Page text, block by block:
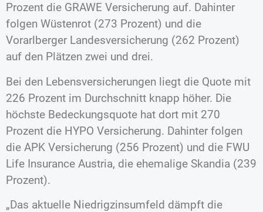
Prozent die GRAWE Versicherung auf. Dahinter
folgen Wüstenrot (273 Prozent) und die
Vorarlberger Landesversicherung (262 Prozent)
auf den Plätzen zwei und drei.
Bei den Lebensversicherungen liegt die Quote mit
226 Prozent im Durchschnitt knapp höher. Die
höchste Bedeckungsquote hat dort mit 270
Prozent die HYPO Versicherung. Dahinter folgen
die APK Versicherung (256 Prozent) und die FWU
Life Insurance Austria, die ehemalige Skandia (239
Prozent).
„Das aktuelle Niedrigzinsumfeld dämpft die